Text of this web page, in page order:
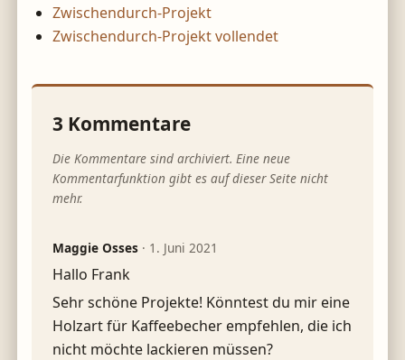
Zwischendurch-Projekt
Zwischendurch-Projekt vollendet
3 Kommentare
Die Kommentare sind archiviert. Eine neue
Kommentarfunktion gibt es auf dieser Seite nicht
mehr.
Maggie Osses · 1. Juni 2021
Hallo Frank
Sehr schöne Projekte! Könntest du mir eine
Holzart für Kaffeebecher empfehlen, die ich
nicht möchte lackieren müssen?